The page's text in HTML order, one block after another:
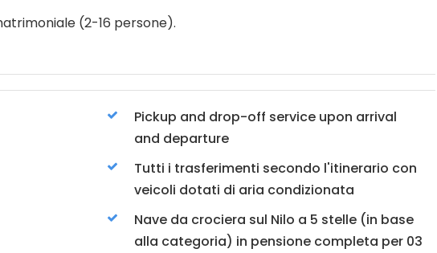
(2-16 persone).
Pickup and drop-off service upon arrival
and departure
Tutti i trasferimenti secondo l'itinerario con
veicoli dotati di aria condizionata
Nave da crociera sul Nilo a 5 stelle (in base
alla categoria) in pensione completa per 03